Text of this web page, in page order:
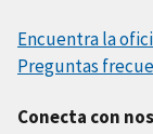
Encuentra la
Preguntas
Conecta con